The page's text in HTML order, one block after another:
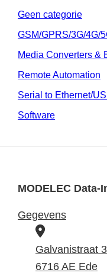
Geen categorie
GSM/GPRS/3G/4G/
Media Converters &
Remote Automation
Serial to Ethernet/
Software
MODELEC Data-
Gegevens
B
e
z
Galvanistraat
6716 AE Ede